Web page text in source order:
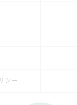
シー